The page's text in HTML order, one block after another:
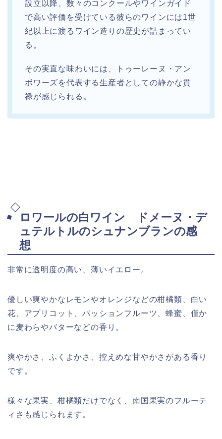
設立以降、数々のコンクールやワインガイド
で高い評価を受けている彼らのワインには1世
紀以上に渡るワイン造りの歴史が詰まってい
る。
その実直な味わいには、トゥーレーヌ・アン
ボワーズを代表する生産者としての静かな貫
禄が感じられる。
ロワールの白ワイン ドメーヌ・デ
ュテルトルのシュナンブランの感
想
非常に透明度の高い、薄いイエロー。
優しい爽やかなレモンやオレンジなどの柑橘類、白い
花、アプリコット、パッションフルーツ、蜂蜜、僅か
に麦わらやバターなどの香り。
爽やかさ、ふくよかさ、控えめな甘やかさがある香り
です。
様々な果実、柑橘類だけでなく、南国果実のフルーテ
ィさも感じられます。